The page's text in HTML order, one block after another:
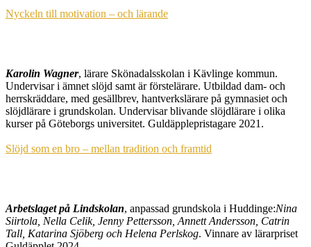
Nyckeln till motivation – och lärande
Karolin Wagner, lärare Skönadalsskolan i Kävlinge kommun.
Undervisar i ämnet slöjd samt är förstelärare. Utbildad dam- och
herrskräddare, med gesällbrev, hantverkslärare på gymnasiet och
slöjdlärare i grundskolan. Undervisar blivande slöjdlärare i olika
kurser på Göteborgs universitet. Guldäpplepristagare 2021.
Slöjd som en bro – mellan tradition och framtid
Arbetslaget på Lindskolan, anpassad grundskola i Huddinge:Nina
Siirtola, Nella Celik, Jenny Pettersson, Annett Andersson, Catrin
Tall, Katarina Sjöberg och Helena Perlskog. Vinnare av lärarpriset